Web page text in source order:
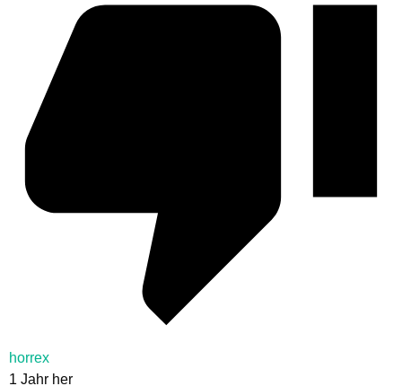
horrex
1 Jahr her